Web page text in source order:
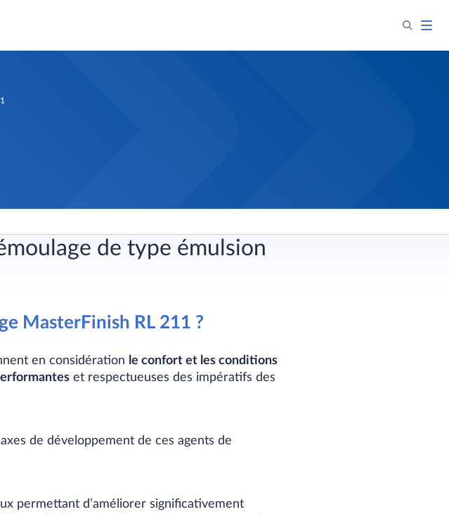
de type émulsion
MasterFinish RL 211 ?
en considération le confort et les conditions
et respectueuses des impératifs des
de développement de ces agents de
permettant d’améliorer significativement